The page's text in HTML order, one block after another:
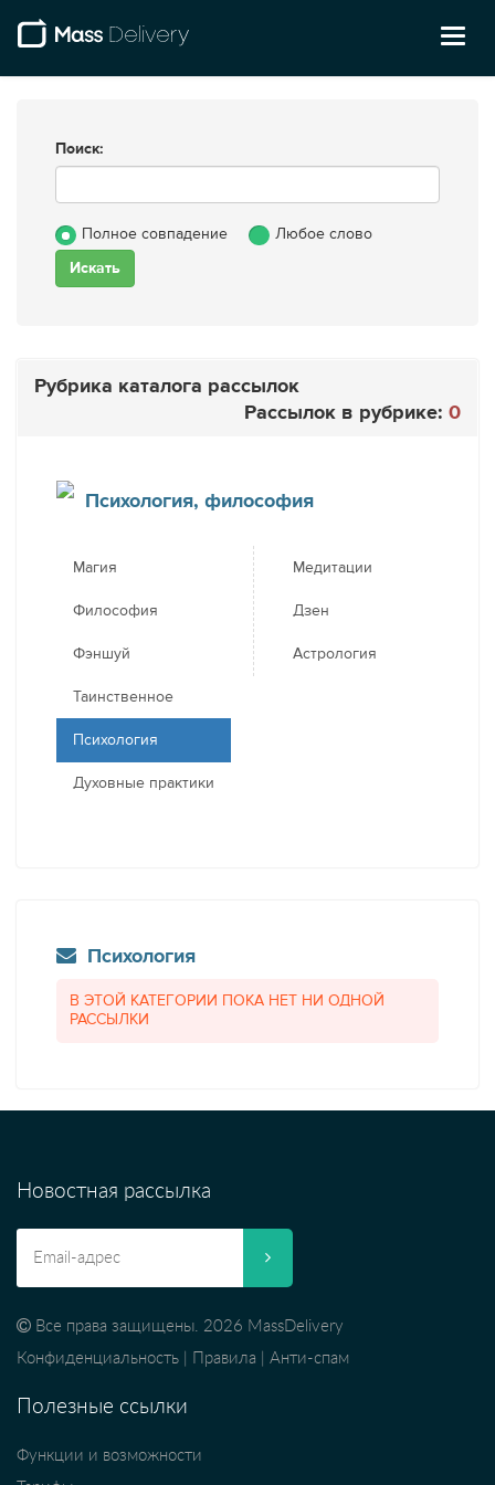
Поиск:
Полное совпадение Любое слово
Рубрика каталога рассылок
Рассылок в рубрике: 0
Психология, философия
Магия
Философия
Фэншуй
Таинственное
Психология
Духовные практики
Медитации
Дзен
Астрология
Психология
В ЭТОЙ КАТЕГОРИИ ПОКА НЕТ НИ ОДНОЙ
РАССЫЛКИ
Новостная рассылка
Все права защищены. 2026 MassDelivery
Конфиденциальность
Правила Анти-спам
Полезные ссылки
Функции и возможности